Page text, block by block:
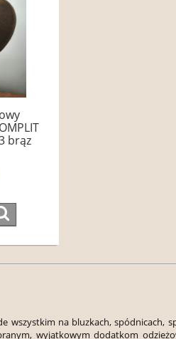
brąz
wszystkim na bluzkach, spódnicach,
wyjątkowym dodatkom